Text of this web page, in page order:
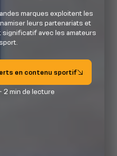
marques exploitent les
leurs partenariats et
significatif avec les amateurs
en contenu sportif
2 min de lecture